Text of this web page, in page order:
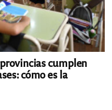
cumplen
cómo es la